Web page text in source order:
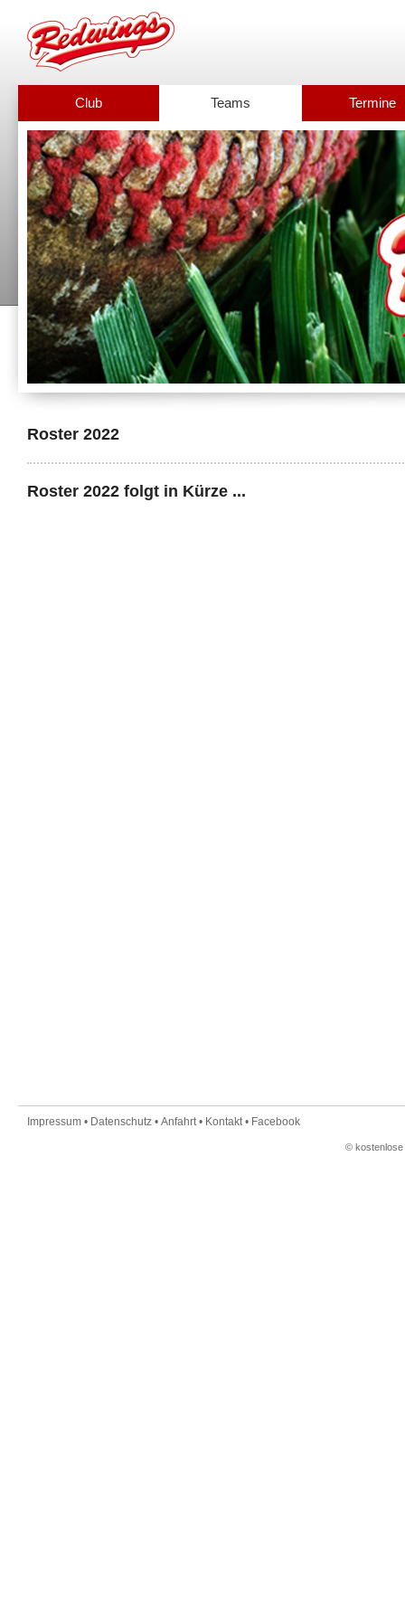
Club Teams Termine
Roster 2022
Roster 2022 folgt in Kürze ...
Impressum • Datenschutz • Anfahrt• Kontakt• Facebook
© kostenlose
527efb333